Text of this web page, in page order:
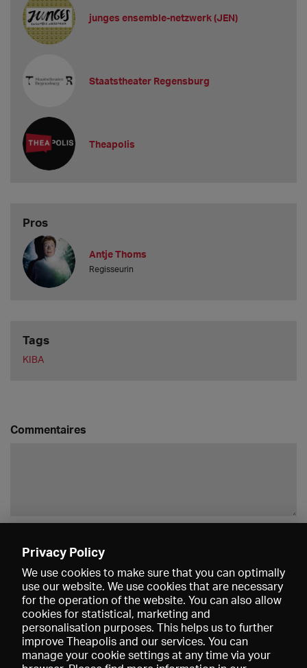
junges ensemble-netzwerk (JEN)
Staatstheater Regensburg
Theapolis
Pros
Antje Thoms
Regisseurin
Tags
KIBA
Commentaires
Privacy Policy
We use cookies to make sure that you can optimally
use our website. We use cookies that are necessary
for the operation of the website. You can also allow
cookies for statistical, marketing and
personalisation purposes. This helps us to further
improve Theapolis and our services. You can
manage your cookie settings at any time via your